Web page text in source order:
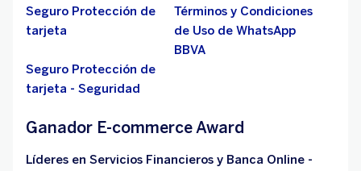
Seguro Protección de
tarjeta
Términos y Condiciones
de Uso de WhatsApp
BBVA
Seguro Protección de
tarjeta - Seguridad
Ganador E-commerce Award
Líderes en Servicios Financieros y Banca Online -